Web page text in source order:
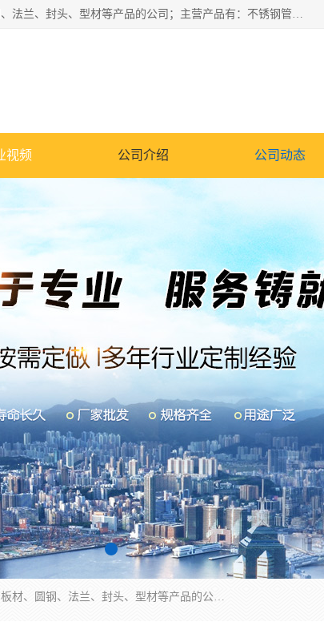
山东华钰金属材料有限公司是一家经营各种不锈钢管材、板材、圆钢、法兰、封头、型材等产品的公司；主营产品有：不锈钢管，激光切割，管件标准件，不锈钢圆钢，不锈钢人孔，不锈钢亮管，不锈钢角钢，不锈钢加工，不锈钢管子，不锈钢工业方管，不锈钢封头，不锈钢法兰，不锈钢阀门，不锈钢槽钢，不锈钢扁钢，不锈钢板等；可为客户制作各种规格的型材及不锈钢配件、非标准件及各种容器具等，能满足客户的不同采购要求。
视频 公司介绍 公司动态
山东华钰金属材料有限公司是一家经营各种不锈钢管材、板材、圆钢、法兰、封头、型材等产品的公司；主营产品有：不锈钢管，激光切割，管件标准件，不锈钢圆钢，不锈钢人孔，不锈钢亮管，不锈钢角钢，不锈钢加工，不锈钢管子，不锈钢工业方管，不锈钢封头，不锈钢法兰，不锈钢阀门，不锈钢槽钢，不锈钢扁钢，不锈钢板等；可为客户制作各种规格的型材及不锈钢配件、非标准件及各种容器具等，能满足客户的不同采购要求。